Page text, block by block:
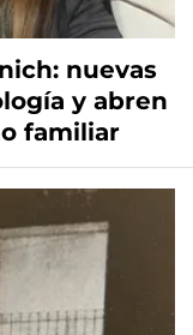
nuevas
y abren
familiar